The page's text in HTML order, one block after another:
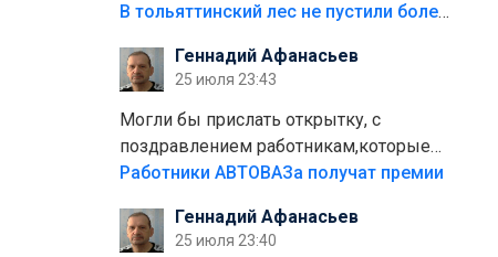
пожар.Тех кто разводит костры,тех
полно стоит,почему водители всё
равно едут в лес? Штрафы мизерные.
В тольяттинский лес не пустили более тысячи автомобилей
Геннадий Афанасьев
25 июля 23:43
Могли бы прислать открытку, с
поздравлением работникам,которые
больше сорока лет отработали на
Работники АВТОВАЗа получат премии
Геннадий Афанасьев
25 июля 23:40